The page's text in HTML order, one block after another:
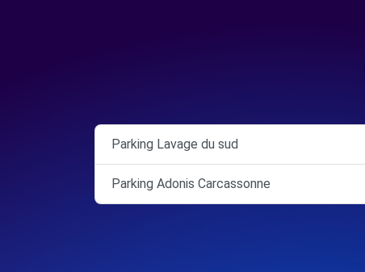
Parking Lavage du sud
Parking Adonis Carcassonne